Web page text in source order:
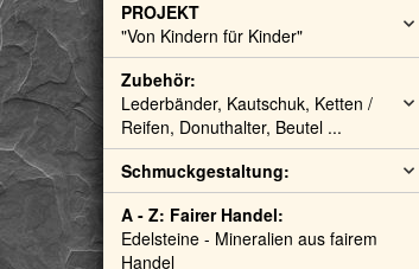
PROJEKT
"Von Kindern für Kinder"
Zubehör:
Lederbänder, Kautschuk, Ketten /
Reifen, Donuthalter, Beutel ...
Schmuckgestaltung:
A - Z: Fairer Handel:
Edelsteine - Mineralien aus fairem
Handel